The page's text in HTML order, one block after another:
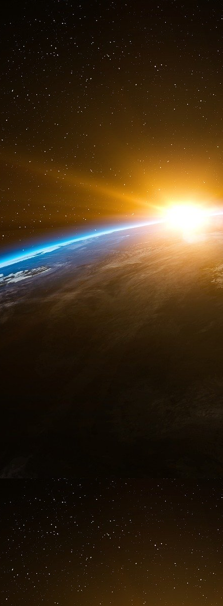
mois à leurs parents, ce qui aiderait
mensuellement et versés le jour de leur
Les mondialistes cautionnent la
sociales afin de proposer une ubérisation de
nombreux services coûteux de l’Etat, ce qui
Pour la France le financement d’un tel
Le conseil départemental de la Haute-
18-24 ans, soit 500 € par mois pour lutter
sociale.
L’Observatoire des inégalités a prédit, dans
subiront « l’essentiel des retombées
covid-19, leur situation s’était dégradée.
largement les 5,3 millions de pauvres,
minimum unique.
« Collectées avant la crise de 2020 », les
beaucoup déjà obsolètes. L’Observatoire
précision à quel niveau nous en sommes
Maurin, le directeur de l’Observatoire. Ce
modèle social a protégé du pire une grande
La France reste, en effet, numéro un des
développement économiques (OCDE) en
Dans cette ambiance de fin de règne,
sont des investissements légitimes, ce ne